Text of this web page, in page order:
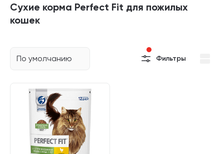
Сухие корма Perfect Fit для пожилых
кошек
По умолчанию Фильтры